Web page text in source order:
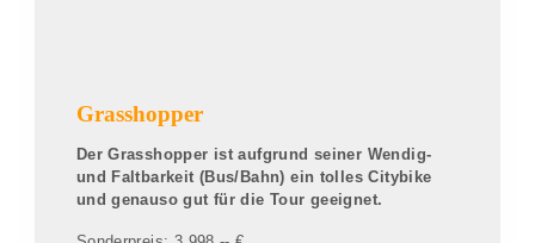
Grasshopper
Der Grasshopper ist aufgrund seiner Wendig-
und Faltbarkeit (Bus/Bahn) ein tolles Citybike
und genauso gut für die Tour geeignet.